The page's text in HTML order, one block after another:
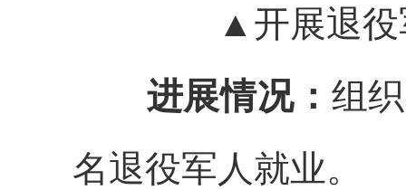
▲开展退役
进展情况： 组
名退役军人就业。